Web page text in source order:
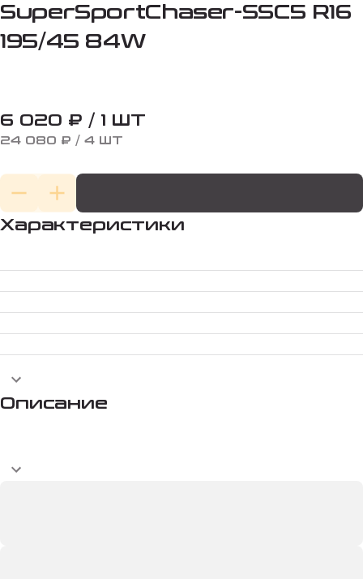
SuperSportChaser-SSC5 R16
195/45 84W
6 020 ₽ / 1 ШТ
24 080 ₽ / 4 ШТ
Характеристики
Описание